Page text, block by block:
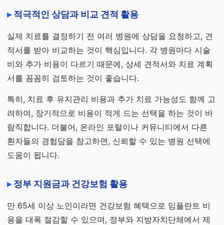
적극적인 상담과 비교 견적 활용
실제 치료를 결정하기 전 여러 병원에 상담을 요청하고, 견
적서를 받아 비교하는 것이 핵심입니다. 각 병원마다 시술
비와 추가 비용이 다르기 때문에, 상세 견적서와 치료 계획
서를 꼼꼼히 검토하는 것이 좋습니다.
특히, 치료 후 유지관리 비용과 추가 치료 가능성도 함께 고
려하여, 장기적으로 비용이 적게 드는 선택을 하는 것이 바
람직합니다. 더불어, 온라인 포털이나 커뮤니티에서 다른
환자들의 경험담을 참고하면, 신뢰할 수 있는 병원 선택에
도움이 됩니다.
정부 지원금과 건강보험 활용
만 65세 이상 노인이라면 건강보험 혜택으로 임플란트 비
용을 대폭 절감할 수 있으며, 정부와 지방자치단체에서 제